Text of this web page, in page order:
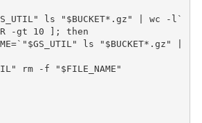
" ls " $BUCKET*.gz" wc -l `
-gt 10 ;
then
=` " $GS_UTIL" ls " $BUCKET*.gz"
" rm -f " $FILE_NAME "